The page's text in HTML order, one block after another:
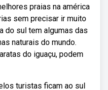
praias na américa
sem precisar ir muito
do sul tem algumas das
naturais do mundo.
do iguaçu, podem
turistas ficam ao sul